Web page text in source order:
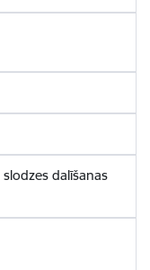
dalīšanas